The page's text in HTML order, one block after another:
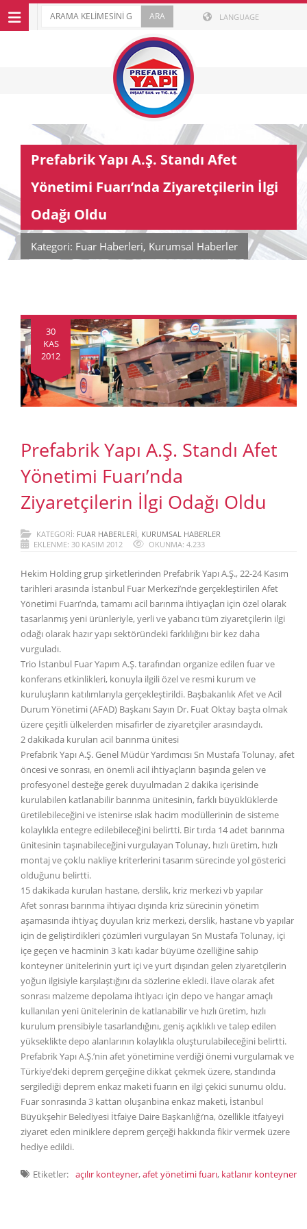
LANGUAGE
Prefabrik Yapı A.Ş. Standı Afet
Yönetimi Fuarı’nda Ziyaretçilerin İlgi
Odağı Oldu
Kategori: Fuar Haberleri, Kurumsal Haberler
30
KAS
2012
Prefabrik Yapı A.Ş. Standı Afet
Yönetimi Fuarı’nda
Ziyaretçilerin İlgi Odağı Oldu
KATEGORI: FUAR HABERLERI, KURUMSAL HABERLER
EKLENME: 30 KASIM 2012
OKUNMA: 4.233
Hekim Holding grup şirketlerinden Prefabrik Yapı A.Ş., 22-24 Kasım
tarihleri arasında İstanbul Fuar Merkezi’nde gerçekleştirilen Afet
Yönetimi Fuarı’nda, tamamı acil barınma ihtiyaçları için özel olarak
tasarlanmış yeni ürünleriyle, yerli ve yabancı tüm ziyaretçilerin ilgi
odağı olarak hazır yapı sektöründeki farklılığını bir kez daha
vurguladı.
Trio İstanbul Fuar Yapım A.Ş. tarafından organize edilen fuar ve
konferans etkinlikleri, konuyla ilgili özel ve resmi kurum ve
kuruluşların katılımlarıyla gerçekleştirildi. Başbakanlık Afet ve Acil
Durum Yönetimi (AFAD) Başkanı Sayın Dr. Fuat Oktay başta olmak
üzere çeşitli ülkelerden misafirler de ziyaretçiler arasındaydı.
2 dakikada kurulan acil barınma ünitesi
Prefabrik Yapı A.Ş. Genel Müdür Yardımcısı Sn Mustafa Tolunay, afet
öncesi ve sonrası, en önemli acil ihtiyaçların başında gelen ve
profesyonel desteğe gerek duyulmadan 2 dakika içerisinde
kurulabilen katlanabilir barınma ünitesinin, farklı büyüklüklerde
üretilebileceğini ve istenirse ıslak hacim modüllerinin de sisteme
kolaylıkla entegre edilebileceğini belirtti. Bir tırda 14 adet barınma
ünitesinin taşınabileceğini vurgulayan Tolunay, hızlı üretim, hızlı
montaj ve çoklu nakliye kriterlerini tasarım sürecinde yol gösterici
olduğunu belirtti.
15 dakikada kurulan hastane, derslik, kriz merkezi vb yapılar
Afet sonrası barınma ihtiyacı dışında kriz sürecinin yönetim
aşamasında ihtiyaç duyulan kriz merkezi, derslik, hastane vb yapılar
için de geliştirdikleri çözümleri vurgulayan Sn Mustafa Tolunay, içi
içe geçen ve hacminin 3 katı kadar büyüme özelliğine sahip
konteyner ünitelerinin yurt içi ve yurt dışından gelen ziyaretçilerin
yoğun ilgisiyle karşılaştığını da sözlerine ekledi. İlave olarak afet
sonrası malzeme depolama ihtiyacı için depo ve hangar amaçlı
kullanılan yeni ünitelerinin de katlanabilir ve hızlı üretim, hızlı
kurulum prensibiyle tasarlandığını, geniş açıklıklı ve talep edilen
yükseklikte depo alanlarının kolaylıkla oluşturulabileceğini belirtti.
Prefabrik Yapı A.Ş.’nin afet yönetimine verdiği önemi vurgulamak ve
Türkiye’deki deprem gerçeğine dikkat çekmek üzere, standında
sergilediği deprem enkaz maketi fuarın en ilgi çekici sunumu oldu.
Fuar sonrasında 3 kattan oluşanbina enkaz maketi, İstanbul
Büyükşehir Belediyesi İtfaiye Daire Başkanlığı’na, özellikle itfaiyeyi
ziyaret eden miniklere deprem gerçeği hakkında fikir vermek üzere
hediye edildi.
Etiketler: açılır konteyner,afet yönetimi fuarı, katlanır konteyner